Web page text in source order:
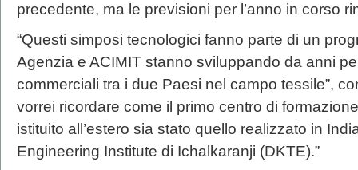
precedente, ma le previsioni per l’anno in corso
“Questi simposi tecnologici fanno parte di un
Agenzia e ACIMIT stanno sviluppando da anni
commerciali tra i due Paesi nel campo tessile”,
vorrei ricordare come il primo centro di
istituito all’estero sia stato quello realizzato in
Engineering Institute di Ichalkaranji (DKTE).”